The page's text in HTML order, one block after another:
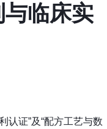
临床实
认证”及“配方工艺与数